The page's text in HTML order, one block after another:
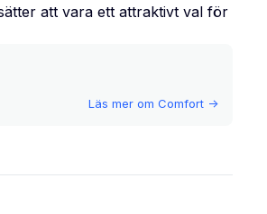
att vara ett attraktivt val för
Läs mer om Comfort ->